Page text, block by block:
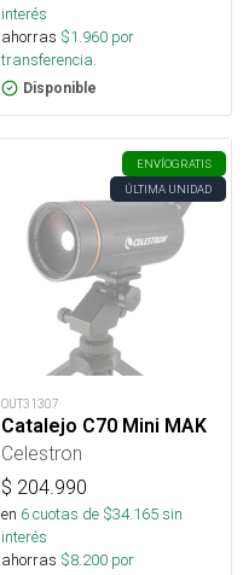
interés
ahorras $1.960 por
transferencia.
Disponible
ENVÍOGRATIS
ÚLTIMA UNIDAD
OUT31307
Catalejo C70 Mini MAK
Celestron
$ 204.990
en 6cuotas de $34.165sin
interés
ahorras $8.200 por